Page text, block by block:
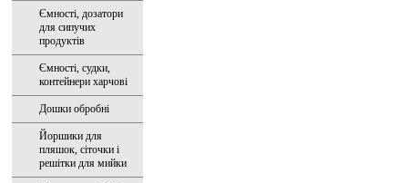
Ємності, дозатори
для сипучих
продуктів
Ємності, судки,
контейнери харчові
Дошки обробні
Йоршики для
пляшок, сіточки і
решітки для мийки